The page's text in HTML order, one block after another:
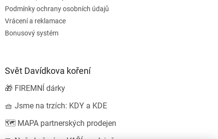
Podmínky ochrany osobních údajů
Vrácení a reklamace
Bonusový systém
Svět Davídkova koření
🎁 FIREMNÍ dárky
🧺 Jsme na trzích: KDY a KDE
🗺️ MAPA partnerských prodejen